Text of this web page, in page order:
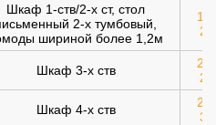
Шкаф 1-ств/2-х ст, стол
2-х тумбовый,
шириной более 1,2м
Шкаф 3-х ств
Шкаф 4-х ств